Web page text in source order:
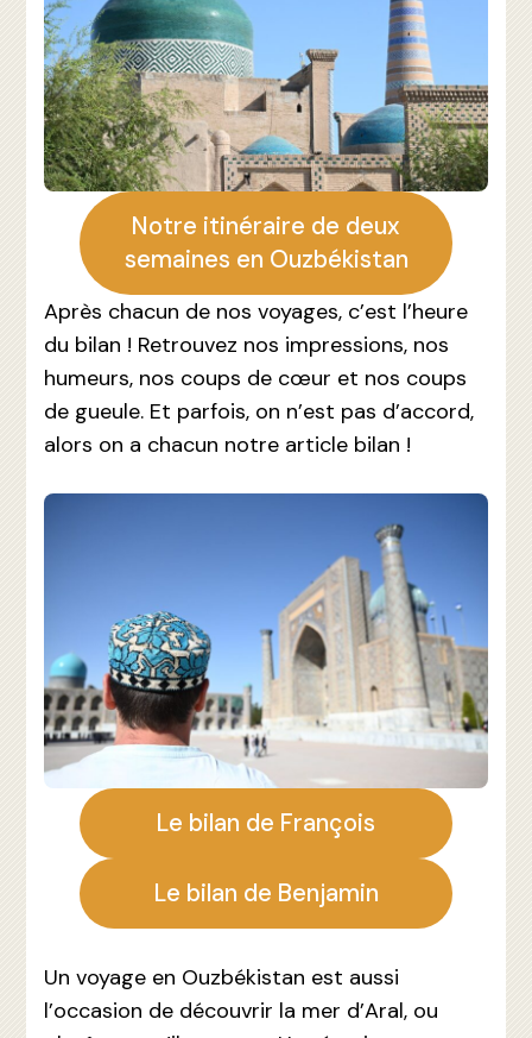
Notre itinéraire de deux
semaines en Ouzbékistan
Après chacun de nos voyages, c’est l’heure
du bilan ! Retrouvez nos impressions, nos
humeurs, nos coups de cœur et nos coups
de gueule. Et parfois, on n’est pas d’accord,
alors on a chacun notre article bilan !
Le bilan de François
Le bilan de Benjamin
Un voyage en Ouzbékistan est aussi
l’occasion de découvrir la mer d’Aral, ou